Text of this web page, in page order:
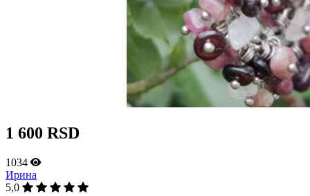
1 600 RSD
1034
Ирина
5,0